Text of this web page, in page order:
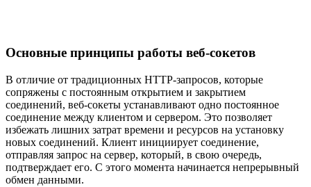
Основные принципы работы веб-сокетов
В отличие от традиционных HTTP-запросов, которые
сопряжены с постоянным открытием и закрытием
соединений, веб-сокеты устанавливают одно постоянное
соединение между клиентом и сервером. Это позволяет
избежать лишних затрат времени и ресурсов на установку
новых соединений. Клиент инициирует соединение,
отправляя запрос на сервер, который, в свою очередь,
подтверждает его. С этого момента начинается непрерывный
обмен данными.